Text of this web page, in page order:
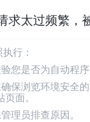
求太过频繁，
行：
您是否为自动程
保浏览环境安全
页面。
理员排查原因。